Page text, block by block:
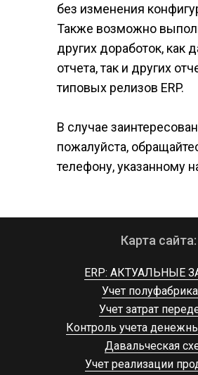
без изменения
Также возможно
других доработок, как
отчета, так и других
типовых релизов ERP.​
В случае
пожалуйста,
телефону, указанному
Карта сайта:
ERP: АКТУАЛЬНЫЕ
Учет
Учет затрат
Контроль учета
Давальческая
Учет реализации